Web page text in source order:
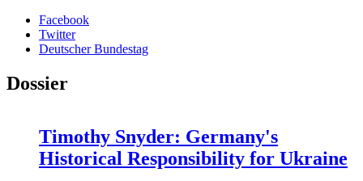
Facebook
Twitter
Deutscher Bundestag
Dossier
Timothy Snyder: Germany's
Historical Responsibility for Ukraine